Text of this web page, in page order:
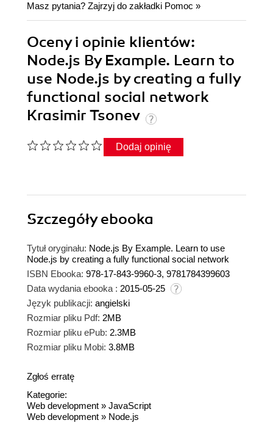
Masz pytania? Zajrzyj do zakładki Pomoc »
Oceny i opinie klientów:
Node.js By Example. Learn to
use Node.js by creating a fully
functional social network
Krasimir Tsonev
Dodaj opinię
Szczegółyebooka
Tytuł oryginału: Node.js By Example. Learn to use
Node.js by creating a fully functional social network
ISBN Ebooka: 978-17-843-9960-3, 9781784399603
Data wydania ebooka : 2015-05-25
Język publikacji: angielski
Rozmiar pliku Pdf: 2MB
Rozmiar pliku ePub: 2.3MB
Rozmiar pliku Mobi: 3.8MB
Zgłoś erratę
Kategorie:
Web development » JavaScript
Web development » Node.js